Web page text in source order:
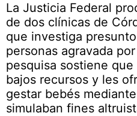
La Justicia Federal
de dos clínicas de
que investiga
personas agravada
pesquisa sostiene
bajos recursos y les
gestar bebés
simulaban fines